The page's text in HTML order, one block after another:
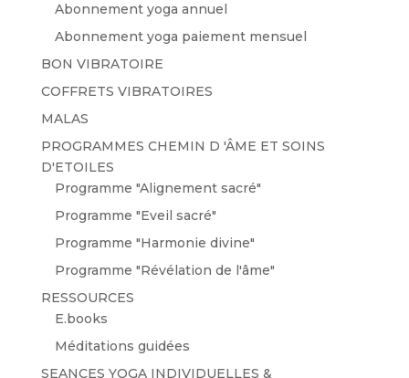
Abonnement yoga annuel
Abonnement yoga paiement mensuel
BON VIBRATOIRE
COFFRETS VIBRATOIRES
MALAS
PROGRAMMES CHEMIN D 'ÂME ET SOINS
D'ETOILES
Programme "Alignement sacré"
Programme "Eveil sacré"
Programme "Harmonie divine"
Programme "Révélation de l'âme"
RESSOURCES
E.books
Méditations guidées
SEANCES YOGA INDIVIDUELLES &